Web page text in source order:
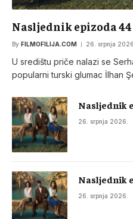
Nasljednik epizoda 44
By FILMOFILIJA.COM 26. srpnja 2026.
U središtu priče nalazi se
popularni turski glumac İlhan
Nasljednik
26. srpnja 2026.
Nasljednik
26. srpnja 2026.